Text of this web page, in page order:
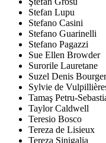
Stefan Lupu
Stefano Casini
Stefano Guarinelli
Stefano Pagazzi
Sue Ellen Browder
Surorile Lauretane
Suzel Denis
Sylvie de
Tamaş Petru-
Taylor Caldwell
Teresio Bosco
Tereza de Lisieux
Tereza Sinigalia